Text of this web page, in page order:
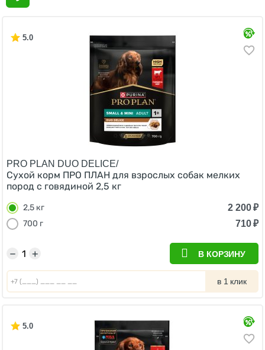
5.0
PRO PLAN DUO DELICE/
Сухой корм ПРО ПЛАН для взрослых собак мелких
пород с говядиной 2,5 кг
2,5 кг 2 200₽
700 г
710₽
+
− В КОРЗИНУ
в 1 клик
5.0